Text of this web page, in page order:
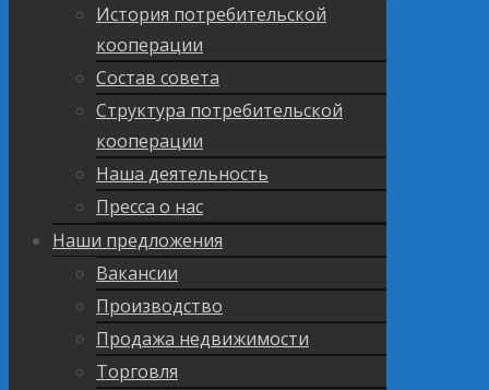
История потребительской
кооперации
Состав совета
Структура потребительской
кооперации
Наша деятельность
Пресса о нас
Наши предложения
Вакансии
Производство
Продажа недвижимости
Торговля